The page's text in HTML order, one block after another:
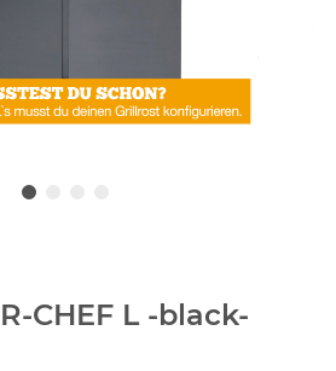
CHEF L -black-